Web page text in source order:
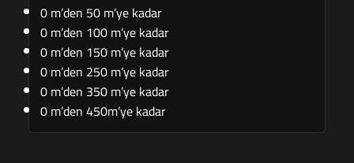
0 m’den 50 m’ye kadar
0 m’den 100 m’ye kadar
0 m’den 150 m’ye kadar
0 m’den 250 m’ye kadar
0 m’den 350 m’ye kadar
0 m’den 450m’ye kadar